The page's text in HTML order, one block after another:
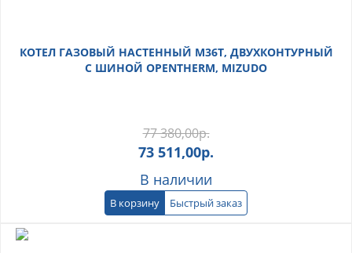
КОТЕЛ ГАЗОВЫЙ НАСТЕННЫЙ M36T, ДВУХКОНТУРНЫЙ
С ШИНОЙ OPENTHERM, MIZUDO
77 380,00р.
73 511,00р.
В наличии
В корзину Быстрый заказ